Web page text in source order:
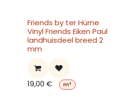
Friends by ter Hürne
Vinyl Friends Eiken Paul
landhuisdeel breed 2
mm
19,00 € m²